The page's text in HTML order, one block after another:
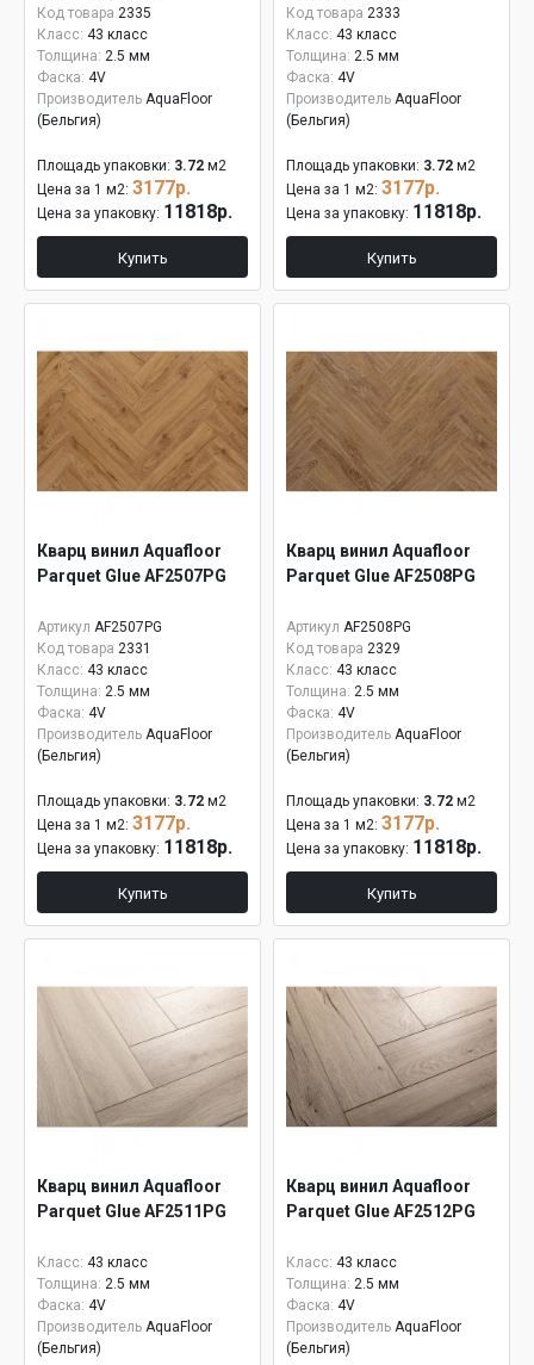
Код товара 2335
Класс: 43 класс
Толщина: 2.5 мм
Фаска: 4V
Производитель AquaFloor
(Бельгия)
Площадь упаковки: 3.72 м2
Цена за 1 м2: 3177р.
Цена за упаковку: 11818р.
Купить
Код товара 2333
Класс: 43 класс
Толщина: 2.5 мм
Фаска: 4V
Производитель AquaFloor
(Бельгия)
Площадь упаковки: 3.72 м2
Цена за 1 м2: 3177р.
Цена за упаковку: 11818р.
Купить
Кварц винил Aquafloor
Parquet Glue AF2507PG
Артикул AF2507PG
Код товара 2331
Класс: 43 класс
Толщина: 2.5 мм
Фаска: 4V
Производитель AquaFloor
(Бельгия)
Площадь упаковки: 3.72 м2
Цена за 1 м2: 3177р.
Цена за упаковку: 11818р.
Купить
Кварц винил Aquafloor
Parquet Glue AF2508PG
Артикул AF2508PG
Код товара 2329
Класс: 43 класс
Толщина: 2.5 мм
Фаска: 4V
Производитель AquaFloor
(Бельгия)
Площадь упаковки: 3.72 м2
Цена за 1 м2: 3177р.
Цена за упаковку: 11818р.
Купить
Кварц винил Aquafloor
Parquet Glue AF2511PG
Класс: 43 класс
Толщина: 2.5 мм
Фаска: 4V
Производитель AquaFloor
(Бельгия)
Кварц винил Aquafloor
Parquet Glue AF2512PG
Класс: 43 класс
Толщина: 2.5 мм
Фаска: 4V
Производитель AquaFloor
(Бельгия)